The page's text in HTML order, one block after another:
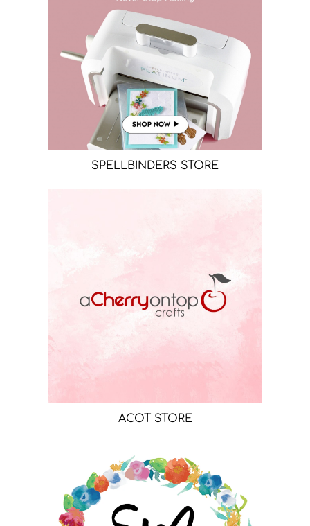
SPELLBINDERS STORE
ACOT STORE